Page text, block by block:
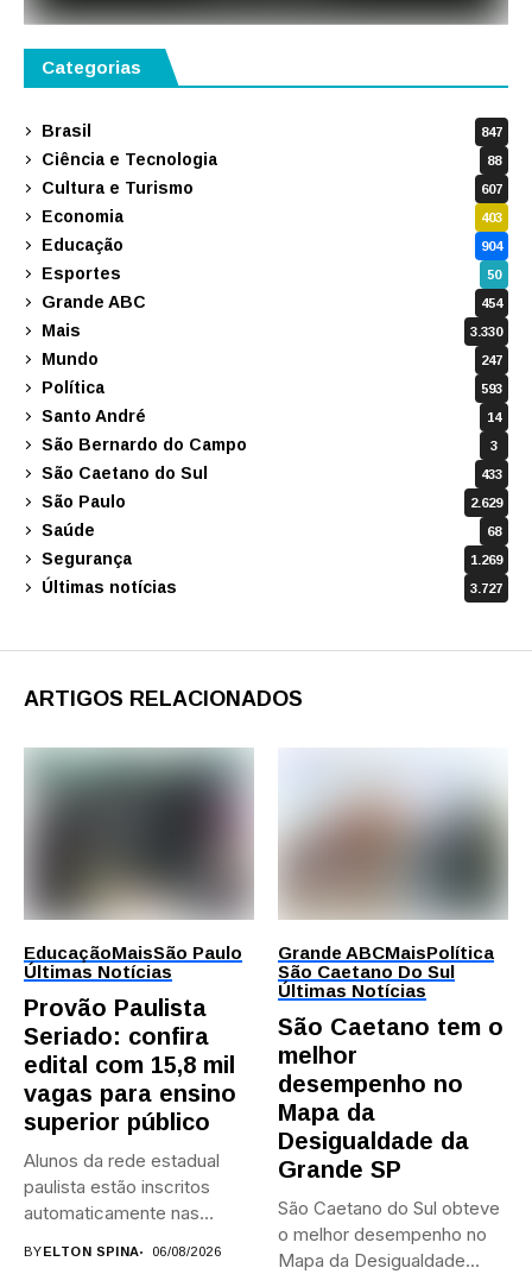
Categorias
Brasil 847
Ciência e Tecnologia 88
Cultura e Turismo 607
Economia 403
Educação 904
Esportes 50
Grande ABC 454
Mais 3.330
Mundo 247
Política 593
Santo André 14
São Bernardo do Campo 3
São Caetano do Sul 433
São Paulo 2.629
Saúde 68
Segurança 1.269
Últimas notícias 3.727
ARTIGOS RELACIONADOS
EducaçãoMaisSão Paulo
Últimas Notícias
Provão Paulista
Seriado: confira
edital com 15,8 mil
vagas para ensino
superior público
Alunos da rede estadual
paulista estão inscritos
automaticamente nas
BY ELTON SPINA 06/08/2026
Grande ABCMaisPolítica
São Caetano Do Sul
Últimas Notícias
São Caetano tem o
melhor
desempenho no
Mapa da
Desigualdade da
Grande SP
São Caetano do Sul obteve
o melhor desempenho no
Mapa da Desigualdade...